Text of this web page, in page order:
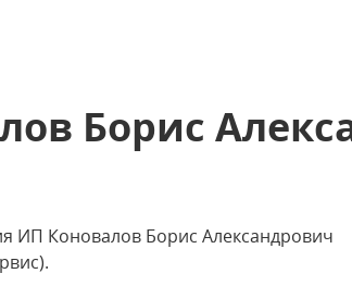
Борис
ИП Коновалов Борис